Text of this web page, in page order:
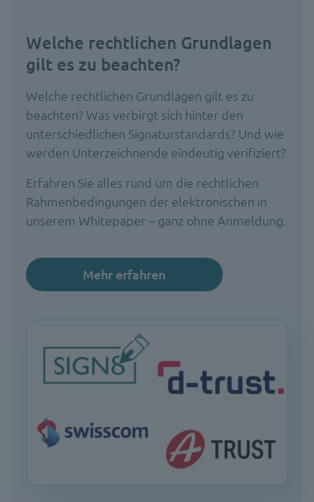
Welche rechtlichen Grundlagen
gilt es zu beachten?
Welche rechtlichen Grundlagen gilt es zu
beachten? Was verbirgt sich hinter den
unterschiedlichen Signaturstandards? Und wie
werden Unterzeichnende eindeutig verifiziert?
Erfahren Sie alles rund um die rechtlichen
Rahmenbedingungen der elektronischen in
unserem Whitepaper – ganz ohne Anmeldung.
Mehr erfahren